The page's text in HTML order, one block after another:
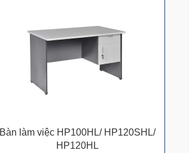
Bàn làm việc HP100HL/ HP120SHL/
HP120HL